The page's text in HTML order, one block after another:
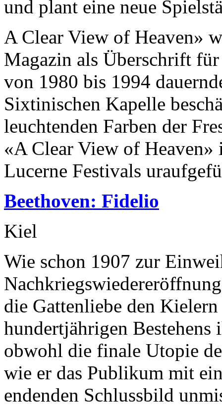
und plant eine neue
A Clear View of Heaven»
Magazin als Überschrift
von 1980 bis 1994
Sixtinischen Kapelle
leuchtenden Farben der
«A Clear View of Heaven»
Lucerne Festivals
Beethoven: Fidelio
Kiel
Wie schon 1907 zur
die Gattenliebe den
hundertjährigen Bestehens
obwohl die finale Utopie
wie er das Publikum mit
endenden Schluss­­bild